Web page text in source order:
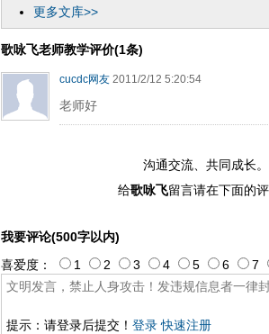
更多文库>>
歌咏飞老师教学评价(1条)
cucdc网友 2011/2/12 5:20:54
老师好
沟通交流、共同成长
给歌咏飞留言请在下面的
我要评论(500字以内)
提示：请登录后提交！ 登录 快速注册
喜爱度： 1 2 3 4 5 6 7